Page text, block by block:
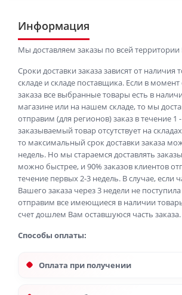
Информация
Мы доставляем заказы по всей территории
Сроки доставки заказа зависят от
складе и складе поставщика. Если в
заказа все выбранные товары есть в
магазине или на нашем складе, то мы
отправим (для регионов) заказ в течение 1
заказываемый товар отсутствует на
то максимальный срок доставки заказа
недель. Но мы стараемся доставлять
можно быстрее, и 90% заказов клиентов
течение первых 2-3 недель. В случае, если
Вашего заказа через 3 недели не
отправим все имеющиеся в наличии
счет дошлем Вам оставшуюся часть заказа.
Способы оплаты:
Оплата при получении